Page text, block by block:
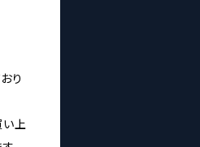
り
上